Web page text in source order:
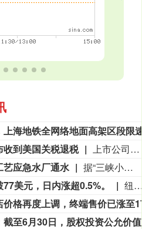
到美国关税退税
上市公司公告显示，自7月以来，多家公司宣布已经收到美国关税退税。根据美国最高法院今年2月裁定，《国际紧急经济权力法》不授权总统征收大规模关税。美国国际贸易法院随后下令海关办理相关退款。海关与边境保护局4月20日启动第一阶段退款工作，首批退款于5月11日前后发放。美国海关与边境保护局官员本月4日披露的信息显示，截至7月底，该部门已处理完毕约1000亿美元关税的退款流程并把相关信息提供给财政部用于付款。（中新社）
艺应急水厂通水
据“三峡小微”公众号消息，8月8日，由三峡集团所属长江环保集团、武汉市水务集团等共同投资建设的华中地区规模最大的“双膜”工艺应急水厂——武汉梁子湖应急水厂并网通水，标志着武汉市江南区域正式构建起“一江一湖”双水源互为备援、灵活调度的供水新格局，为片区660万市民用水安全提供坚实保障。
美元，日内涨超0.5%。
纽约原油暗盘突破77美元